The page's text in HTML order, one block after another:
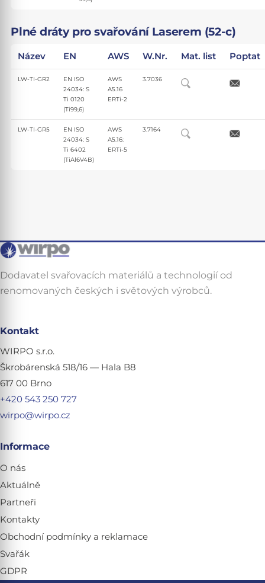
Plné dráty pro svařování Laserem (52-c)
Název EN AWS W.Nr. Mat. list Poptat
LW-TI-GR2
EN ISO
24034: S
Ti 0120
(Ti99,6)
AWS
A5.16
ERTi-2
3.7036
LW-TI-GR5
EN ISO
24034: S
Ti 6402
(TiAl6V4B)
AWS
A5.16:
ERTi-5
3.7164
Dodavatel svařovacích materiálů a technologií od
renomovaných českých i světových výrobců.
Kontakt
WIRPO s.r.o.
Škrobárenská 518/16 — Hala B8
617 00 Brno
+420 543 250 727
wirpo@wirpo.cz
Informace
O nás
Aktuálně
Partneři
Kontakty
Obchodní podmínky a reklamace
Svařák
GDPR